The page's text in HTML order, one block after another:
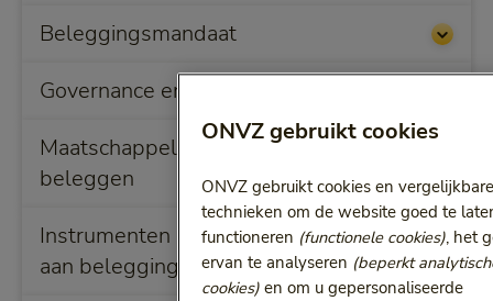
Beleggingsmandaat
Governance en organisatie
Maatschappelijk verantwoord
beleggen
Instrumenten om invulling te geven
aan beleggingsportefeuille
ONVZ gebruikt cookies
ONVZ gebruikt cookies en vergelijkbare
technieken om de website goed te
functioneren (functionele cookies), het
ervan te analyseren (beperkt
cookies)en om u gepersonaliseerde